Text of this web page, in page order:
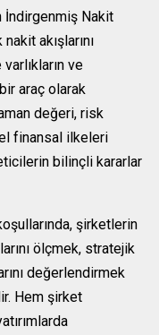
İndirgenmiş Nakit
akışlarını
ve
araç olarak
değeri, risk
finansal ilkeleri
bilinçli kararlar
şirketlerin
ölçmek, stratejik
değerlendirmek
Hem şirket